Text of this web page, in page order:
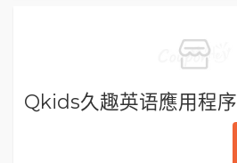
Qkids久趣英语應用程序